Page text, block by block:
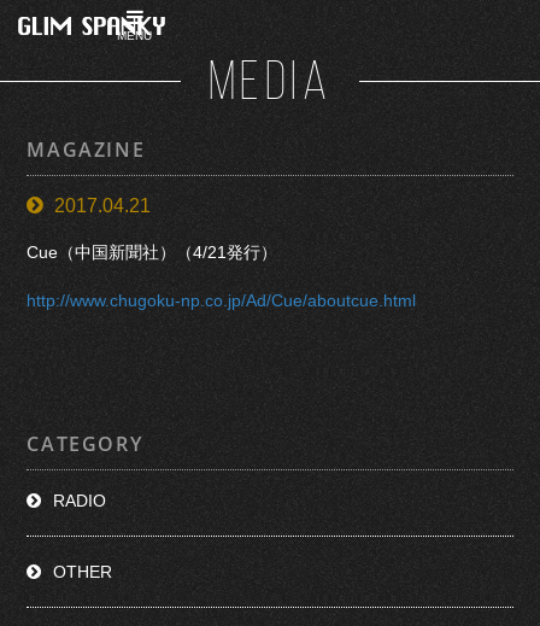
MENU
MEDIA
MAGAZINE
2017.04.21
Cue（中国新聞社） （4/21発行）
http://www.chugoku-np.co.jp/Ad/Cue/aboutcue.html
CATEGORY
RADIO
OTHER